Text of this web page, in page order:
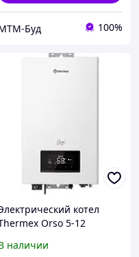
Буд 100%
котел
Orso 5-12
наличии